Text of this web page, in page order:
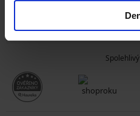
O SPOLEČNOSTI